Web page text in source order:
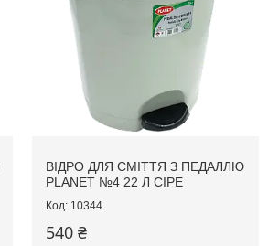
ВІДРО ДЛЯ СМІТТЯ З ПЕДАЛЛЮ
PLANET №4 22 Л СІРЕ
10344
540 ₴